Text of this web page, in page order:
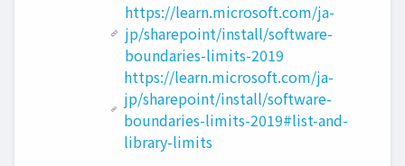
https://learn.microsoft.com/ja-
jp/sharepoint/install/software-
boundaries-limits-2019
https://learn.microsoft.com/ja-
jp/sharepoint/install/software-
boundaries-limits-2019#list-and-
library-limits